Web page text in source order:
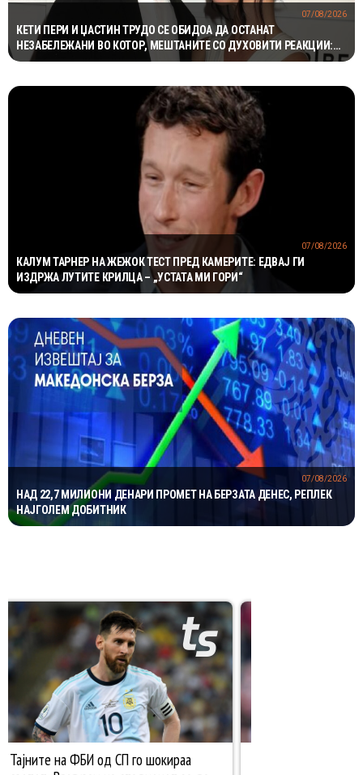
КЕТИ ПЕРИ И ЏАСТИН ТРУДО СЕ ОБИДОА ДА ОСТАНАТ
НЕЗАБЕЛЕЖАНИ ВО КОТОР, МЕШТАНИТЕ СО ДУХОВИТИ РЕАКЦИИ:
„НИКОЈ НЕ БИ ГИ ПРЕПОЗНАЛ“
07/08/2026
КАЛУМ ТАРНЕР НА ЖЕЖОК ТЕСТ ПРЕД КАМЕРИТЕ: ЕДВАЈ ГИ
ИЗДРЖА ЛУТИТЕ КРИЛЦА – „УСТАТА МИ ГОРИ“
07/08/2026
НАД 22,7 МИЛИОНИ ДЕНАРИ ПРОМЕТ НА БЕРЗАТА ДЕНЕС, РЕПЛЕК
НАЈГОЛЕМ ДОБИТНИК
07/08/2026